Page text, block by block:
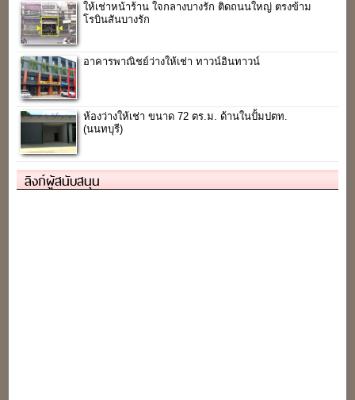
ให้เช่าหน้าร้าน ใจกลางบางรัก ติดถนนใหญ่ ตรงข้าม
โรบินสันบางรัก
อาคารพาณิชย์ว่างให้เช่า ทาวน์อินทาวน์
ห้องว่างให้เช่า ขนาด 72 ตร.ม. ด้านในปั้มปตท.
(นนทบุรี)
ลิงก์ผู้สนับสนุน